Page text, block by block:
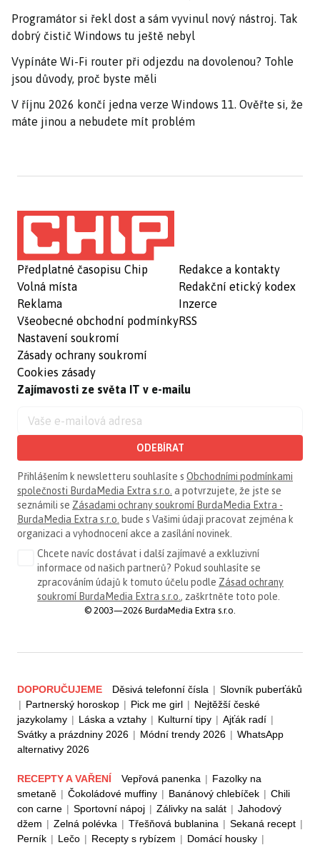
Programátor si řekl dost a sám vyvinul nový nástroj. Tak
dobrý čistič Windows tu ještě nebyl
Vypínáte Wi-Fi router při odjezdu na dovolenou? Tohle
jsou důvody, proč byste měli
V říjnu 2026 končí jedna verze Windows 11. Ověřte si, že
máte jinou a nebudete mít problém
Předplatné časopisu Chip
Volná místa
Reklama
Všeobecné obchodní podmínky
Nastavení soukromí
Zásady ochrany soukromí
Cookies zásady
Redakce a kontakty
Redakční etický kodex
Inzerce
RSS
Zajímavosti ze světa IT v e-mailu
ODEBÍRAT
Přihlášením k newsletteru souhlasíte s Obchodními podmínkami
společnosti BurdaMedia Extra s.r.o. a potvrzujete, že jste se
seznámili se Zásadami ochrany soukromí BurdaMedia Extra -
BurdaMedia Extra s.r.o. bude s Vašimi údaji pracovat zejména k
organizaci a vyhodnocení akce a zasílání novinek.
Chcete navíc dostávat i další zajímavé a exkluzivní
informace od našich partnerů? Pokud souhlasíte se
zpracováním údajů k tomuto účelu podle Zásad ochrany
soukromí BurdaMedia Extra s.r.o. , zaškrtněte toto pole.
© 2003—2026 BurdaMedia Extra s.r.o.
DOPORUČUJEME Děsivá telefonní čísla | Slovník puberťáků
| Partnerský horoskop | Pick me girl | Nejtěžší české
jazykolamy | Láska a vztahy | Kulturní tipy | Ajťák radí |
Svátky a prázdniny 2026 | Módní trendy 2026 | WhatsApp
alternativy 2026
RECEPTY A VAŘENÍ Vepřová panenka | Fazolky na
smetaně | Čokoládové muffiny | Banánový chlebíček | Chili
con carne | Sportovní nápoj | Zálivky na salát | Jahodový
džem | Zelná polévka | Třešňová bublanina | Sekaná recept |
Perník | Lečo | Recepty s rybízem | Domácí housky |